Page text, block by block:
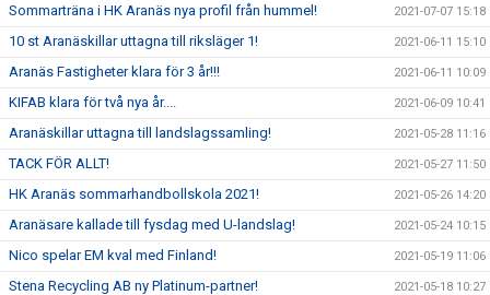
Sommarträna i HK Aranäs nya profil från hummel! 2021-07-07 15:18
10 st Aranäskillar uttagna till riksläger 1! 2021-06-11 15:10
Aranäs Fastigheter klara för 3 år!!! 2021-06-11 10:09
KIFAB klara för två nya år.... 2021-06-09 10:41
Aranäskillar uttagna till landslagssamling! 2021-05-28 11:16
TACK FÖR ALLT! 2021-05-27 11:50
HK Aranäs sommarhandbollskola 2021! 2021-05-26 14:20
Aranäsare kallade till fysdag med U-landslag! 2021-05-24 10:15
Nico spelar EM kval med Finland! 2021-05-19 11:06
Stena Recycling AB ny Platinum-partner! 2021-05-18 10:27